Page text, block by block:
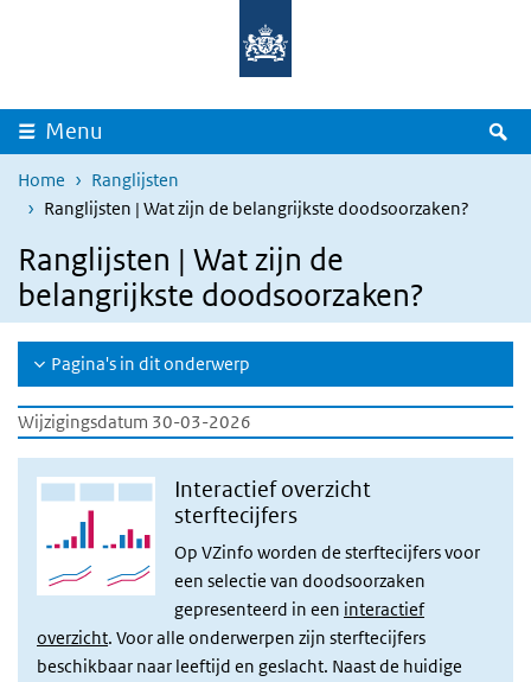
Overslaan en naar de inhoud gaan
Menu
Home
Ranglijsten
Ranglijsten | Wat zijn de belangrijkste doodsoorzaken?
Ranglijsten | Wat zijn de
belangrijkste doodsoorzaken?
Pagina's in dit onderwerp
Wijzigingsdatum 30-03-2026
Interactief overzicht
sterftecijfers
Op VZinfo worden de sterftecijfers voor
een selectie van doodsoorzaken
gepresenteerd in een interactief
overzicht. Voor alle onderwerpen zijn sterftecijfers
beschikbaar naar leeftijd en geslacht. Naast de huidige